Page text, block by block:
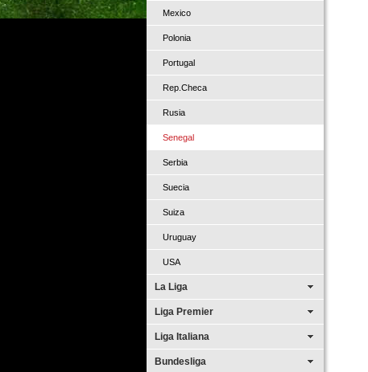
Mexico
Polonia
Portugal
Rep.Checa
Rusia
Senegal
Serbia
Suecia
Suiza
Uruguay
USA
La Liga
Liga Premier
Liga Italiana
Bundesliga